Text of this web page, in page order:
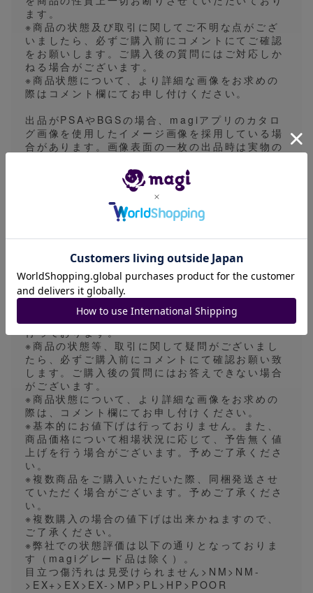
ます。
※商品の状態及び取引に関してご不明な点がござ
いましたら、必ずご購入前にコメントにてご確認
をお願いします。ご購入後の質問にはご対応しか
ねる場合がございます。
※商品状態について、より詳細な画像をお求めの
際はコメント欄にてお申し付けください。
出品がPSAやBGSの場合、magiアプリのカタロ
グ画像を使用したイメージ画像を採用している場
合があります。画像表面の一枚の出品時は実物の
バージョン違いとなる場合があります。細かなご
指定をいただくことができないため予めご了承く
※発送方法は普通郵便、ゆうパケット、ゆうパッ
ク、一般書留のいずれかで行います。基本的には
発送方法の指定は対応しておりませんので、あら
かじめご了承ください。
発送目安は5〜7日になっておりますが、平日の営
業日に発送業務を行っておりますので、実際は発
送目安より早く発送される場合がございます。
全ての発送方法において、折れ・傷対策、防水を
行っております。
※商品の状態等、取引に関して疑問がございまし
たら、必ずご購入前にコメントにて確認お願い致
します。ご購入後の質問にはお答えできない場合
がございます。
※商品状態について、より詳細な画像をお求めの
際は、コメント欄にてお申し付けください。
※基本的にお値下げは行っておりません。また、
商品価格について相場状況に応じて、予告無く値
上げを行う場合がございます。予めご了承くださ
い。
※複数商品をご購入いただいた際、同梱発送させ
ていただく場合がございます。予めご了承くださ
い。
※複数購入の場合の値下げは出来かねますので、
ご了承ください。
※弊社での状態評価は以下の通りとなっておりま
す（magiグレード品は除く）。
目立つ傷汚れは見受けられません>NM>NM-
>EX+>EX>EX->MP>PL>HP>POOR